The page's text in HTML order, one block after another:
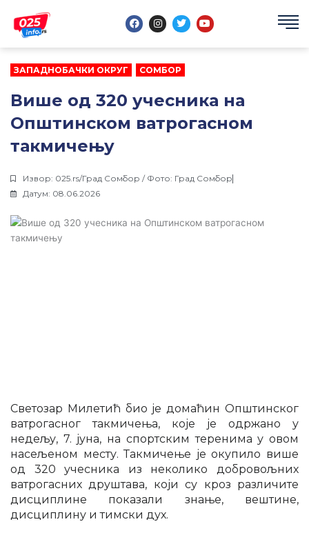
садржај
F
a
e
o
o
I
n
t
g
r
m
T
w
t
e
r
Y
o
t
ЗАПАДНОБАЧКИ ОКРУГ СОМБОР
Више од 320 учесника на
Општинском ватрогасном
такмичењу
Извор: 025.rs/Град Сомбор / Фото: Град Сомбор
Датум: 08.06.2026
Светозар Милетић био је домаћин Општинског
ватрогасног такмичења, које је одржано у
недељу, 7. јуна, на спортским теренима у овом
насељеном месту. Такмичење је окупило више
од 320 учесника из неколико добровољних
ватрогасних друштава, који су кроз различите
дисциплине показали знање, вештине,
дисциплину и тимски дух.